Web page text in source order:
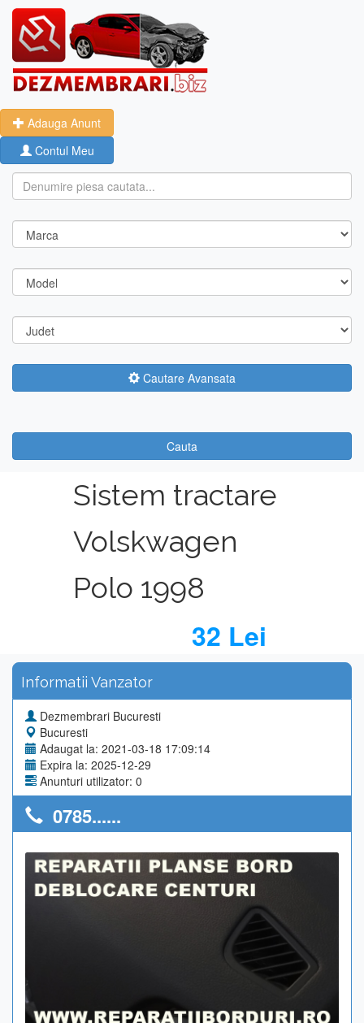
Adauga Anunt
Contul Meu
Cautare Avansata
Cauta
Sistem tractare
Volskwagen
Polo 1998
32 Lei
Informatii Vanzator
Dezmembrari Bucuresti
Bucuresti
Adaugat la: 2021-03-18 17:09:14
Expira la: 2025-12-29
Anunturi utilizator: 0
0785......